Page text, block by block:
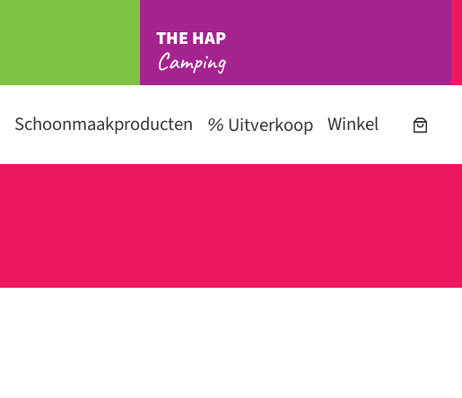
THE HAP
Camping
Schoonmaakproducten Uitverkoop Winkel